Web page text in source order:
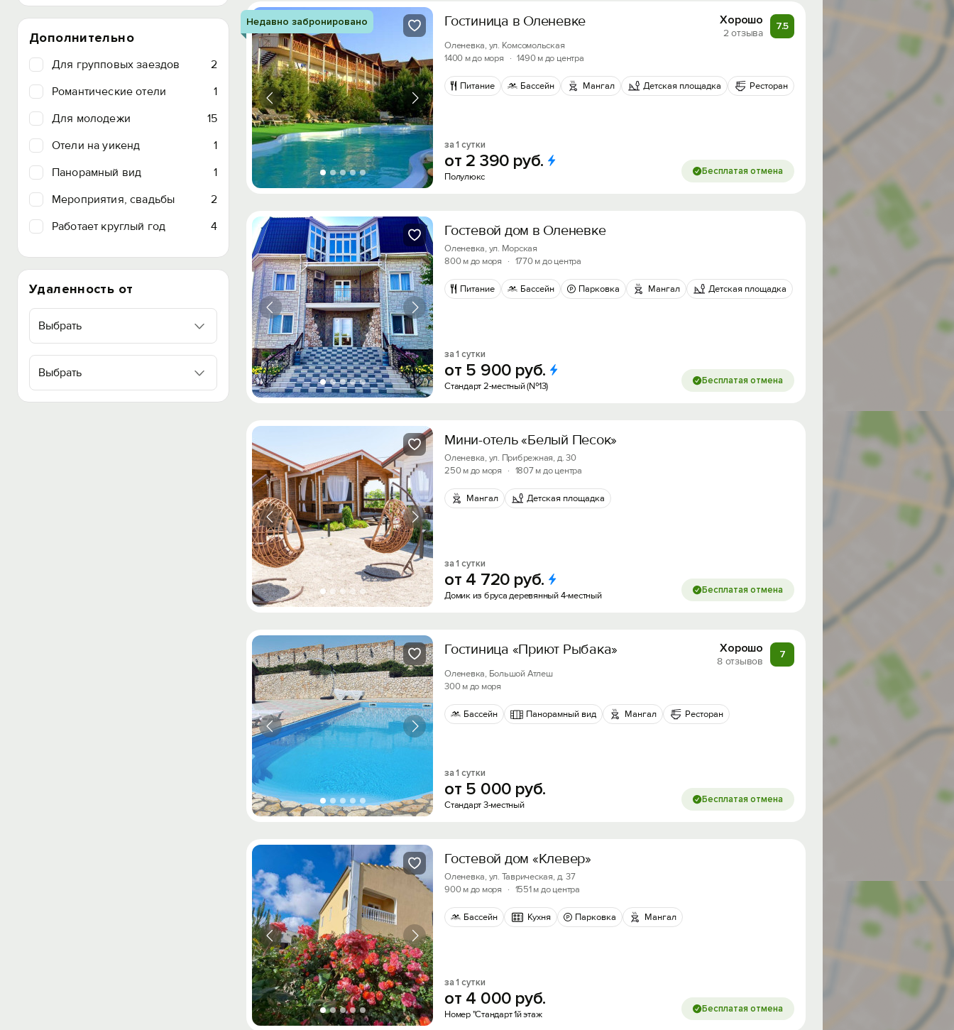
Дополнительно
Для групповых заездов
2
Романтические отели
1
Для молодежи
15
Отели на уикенд
1
Панорамный вид
1
Мероприятия, свадьбы
2
Работает круглый год
4
Удаленность от
Выбрать
Выбрать
Недавно забронировано Гостиница в Оленевке Хорошо
2 отзыва
7.5
Оленевка, ул. Комсомольская
1400 м до моря
· 1490 м до центра
Питание Бассейн Мангал Детская площадка Ресторан
за 1 сутки
от 2 390 руб.
Полулюкс Бесплатая отмена
Гостевой дом в Оленевке
Оленевка, ул. Морская
800 м до моря
· 1770 м до центра
Питание Бассейн Парковка Мангал Детская площадка
за 1 сутки
от 5 900 руб.
Стандарт 2-местный (№13) Бесплатая отмена
Мини-отель «Белый Песок»
Оленевка, ул. Прибрежная, д. 30
250 м до моря
· 1807 м до центра
Мангал Детская площадка
за 1 сутки
от 4 720 руб.
Домик из бруса деревянный 4-местный Бесплатая отмена
Гостиница «Приют Рыбака» Хорошо
8 отзывов
7
Оленевка, Большой Атлеш
300 м до моря
Бассейн Панорамный вид Мангал Ресторан
за 1 сутки
от 5 000 руб.
Стандарт 3-местный Бесплатая отмена
Гостевой дом «Клевер»
Оленевка, ул. Таврическая, д. 37
900 м до моря
· 1551 м до центра
Бассейн Кухня Парковка Мангал
за 1 сутки
от 4 000 руб.
Номер "Стандарт 1й этаж Бесплатая отмена